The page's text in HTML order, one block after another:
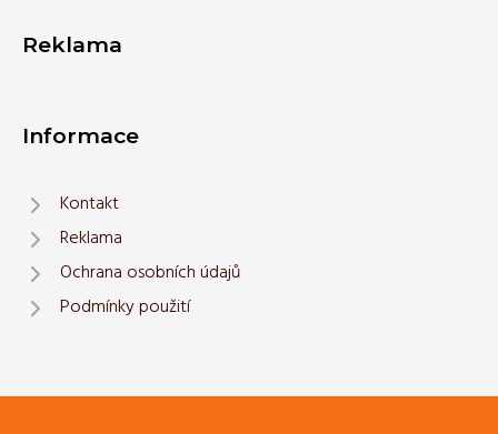
Reklama
Informace
Kontakt
Reklama
Ochrana osobních údajů
Podmínky použití